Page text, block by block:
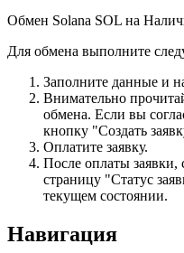
Обмен Solana SOL на
Для обмена выполните
Заполните данные и
Внимательно
обмена. Если вы
кнопку "Создать
Оплатите заявку.
После оплаты заявки,
страницу "Статус
текущем состоянии.
Навигация